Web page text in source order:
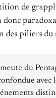
de
donc
des piliers
du
avec